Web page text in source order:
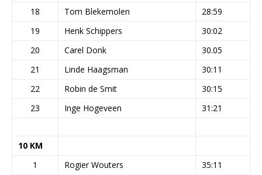
18
Tom Blekemolen
28:59
19
Henk Schippers
30:02
20
Carel Donk
30.05
21
Linde Haagsman
30:11
22
Robin de Smit
30:15
23
Inge Hogeveen 31:21
10 KM
1
Rogier Wouters
35:11